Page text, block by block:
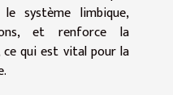
système limbique,
et renforce la
qui est vital pour la